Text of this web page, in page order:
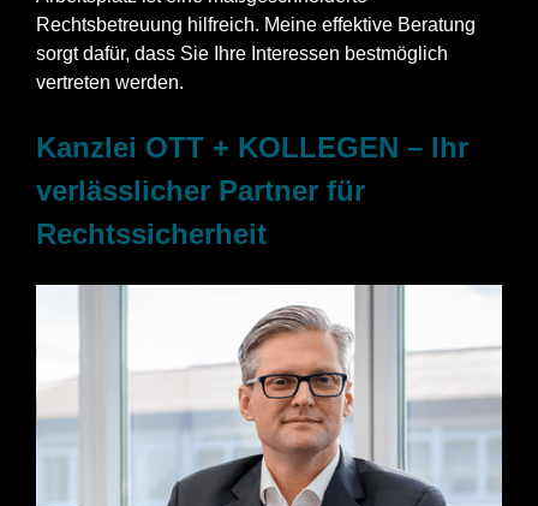
Rechtsbetreuung hilfreich. Meine effektive Beratung
sorgt dafür, dass Sie Ihre Interessen bestmöglich
vertreten werden.
Kanzlei OTT + KOLLEGEN – Ihr
verlässlicher Partner für
Rechtssicherheit